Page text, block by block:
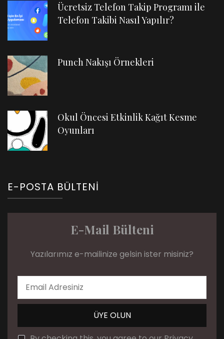
Ücretsiz Telefon Takip Programı ile
Telefon Takibi Nasıl Yapılır?
Punch Nakışı Örnekleri
Okul Öncesi Etkinlik Kağıt Kesme
Oyunları
E-POSTA BÜLTENI
E-Mail Bülteni
Yazılarımız e-mailinize gelsin ister misiniz?